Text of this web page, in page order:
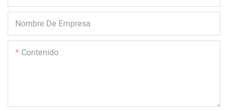
Nombre De Empresa
Contenido